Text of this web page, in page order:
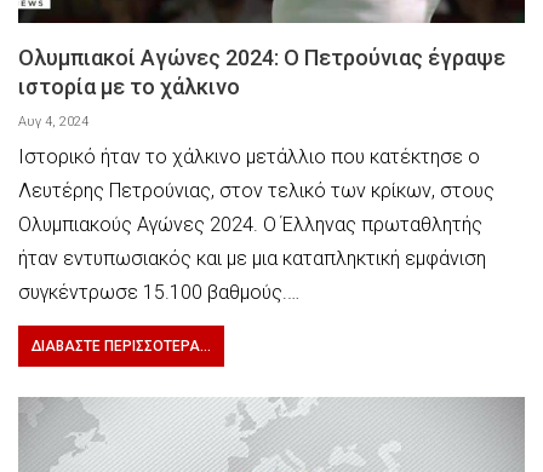
Ολυμπιακοί Αγώνες 2024: Ο Πετρούνιας έγραψε
ιστορία με το χάλκινο
Αυγ 4, 2024
Ιστορικό ήταν το χάλκινο μετάλλιο που κατέκτησε ο
Λευτέρης Πετρούνιας, στον τελικό των κρίκων, στους
Ολυμπιακούς Αγώνες 2024. Ο Έλληνας πρωταθλητής
ήταν εντυπωσιακός και με μια καταπληκτική εμφάνιση
συγκέντρωσε 15.100 βαθμούς.…
ΔΙΑΒΆΣΤΕ ΠΕΡΙΣΣΌΤΕΡΑ...